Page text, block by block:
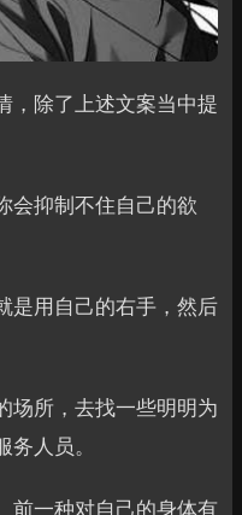
，除了上述文案当中提
会抑制不住自己的欲
是用自己的右手，然后
场所，去找一些明明为
人员。
前一种对自己的身体有